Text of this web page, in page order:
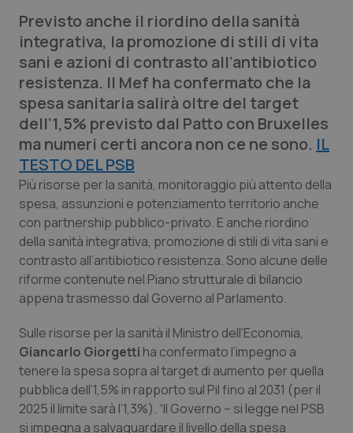
Professionisti Sanitari.AI
Abruzzo
Basilicata
Calabria
Campania
Emilia-Romagna
Friuli Venezia Giulia
Lazio
Liguria
Lombardia
Marche
QS Pro Gold
Artrite & artrosi
Asma & BPCO
Car-T
Colesterolo & coronaropatie
Dermatite Atopica
Diabete & glucometri
Disturbi dell’umore
Dolore
Donna & Salute
QS Club Newsletter
Previsto anche il riordino della sanità
integrativa, la promozione di stili di vita
sani e azioni di contrasto all’antibiotico
resistenza. Il Mef ha confermato che la
spesa sanitaria salirà oltre del target
dell’1,5% previsto dal Patto con Bruxelles
ma numeri certi ancora non ce ne sono. IL
TESTO DEL PSB
Più risorse per la sanità, monitoraggio più attento della
spesa, assunzioni e potenziamento territorio anche
con partnership pubblico-privato. E anche riordino
della sanità integrativa, promozione di stili di vita sani e
contrasto all’antibiotico resistenza. Sono alcune delle
riforme contenute nel Piano strutturale di bilancio
appena trasmesso dal Governo al Parlamento.
Sulle risorse per la sanità il Ministro dell’Economia,
Giancarlo Giorgetti ha confermato l’impegno a
tenere la spesa sopra al target di aumento per quella
pubblica dell’1,5% in rapporto sul Pil fino al 2031 (per il
2025 il limite sarà l’1,3%). “Il Governo – si legge nel PSB
si impegna a salvaguardare il livello della spesa